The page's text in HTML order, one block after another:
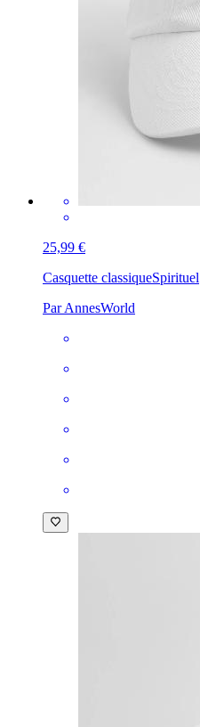
25,99 €
Casquette classiqueSpirituel
Par AnnesWorld